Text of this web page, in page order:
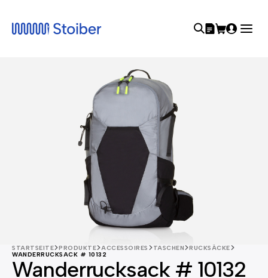
STARTSEITE PRODUKTE ACCESSOIRES TASCHEN
RUCKSÄCKE
WANDERRUCKSACK # 10132
Wanderrucksack # 10132